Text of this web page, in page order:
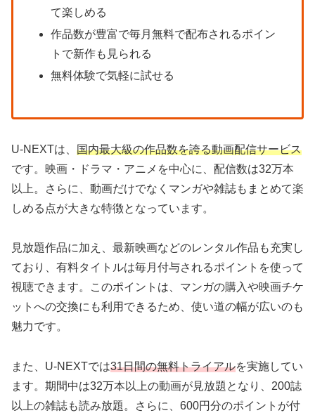
て楽しめる
作品数が豊富で毎月無料で配布されるポイン
トで新作も見られる
無料体験で気軽に試せる
U-NEXTは、 国内最大級の作品数を誇る動画配信サービス
です。映画・ドラマ・アニメを中心に、配信数は32万本
以上。さらに、動画だけでなくマンガや雑誌もまとめて楽
しめる点が大きな特徴となっています。
見放題作品に加え、最新映画などのレンタル作品も充実し
ており、有料タイトルは毎月付与されるポイントを使って
視聴できます。このポイントは、マンガの購入や映画チケ
ットへの交換にも利用できるため、使い道の幅が広いのも
魅力です。
また、U-NEXTでは31日間の無料トライアルを実施してい
ます。期間中は32万本以上の動画が見放題となり、200誌
以上の雑誌も読み放題。さらに、600円分のポイントが付